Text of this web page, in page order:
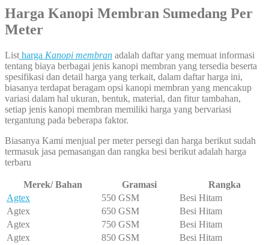
Harga Kanopi Membran Sumedang Per
Meter
List harga Kanopi membran adalah daftar yang memuat informasi
tentang biaya berbagai jenis kanopi membran yang tersedia beserta
spesifikasi dan detail harga yang terkait, dalam daftar harga ini,
biasanya terdapat beragam opsi kanopi membran yang mencakup
variasi dalam hal ukuran, bentuk, material, dan fitur tambahan,
setiap jenis kanopi membran memiliki harga yang bervariasi
tergantung pada beberapa faktor.
Biasanya Kami menjual per meter persegi dan harga berikut sudah
termasuk jasa pemasangan dan rangka besi berikut adalah harga
terbaru
Merek/ Bahan Gramasi
Rangka
Agtex
550 GSM
Besi Hitam
Agtex
650 GSM
Besi Hitam
Agtex
750 GSM
Besi Hitam
Agtex
850 GSM
Besi Hitam